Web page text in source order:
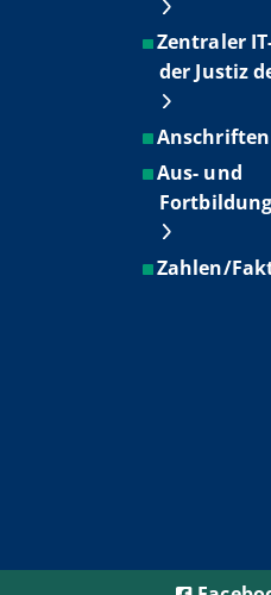
Zentraler
der Justiz
Anschriften
Aus- und
Zahlen/